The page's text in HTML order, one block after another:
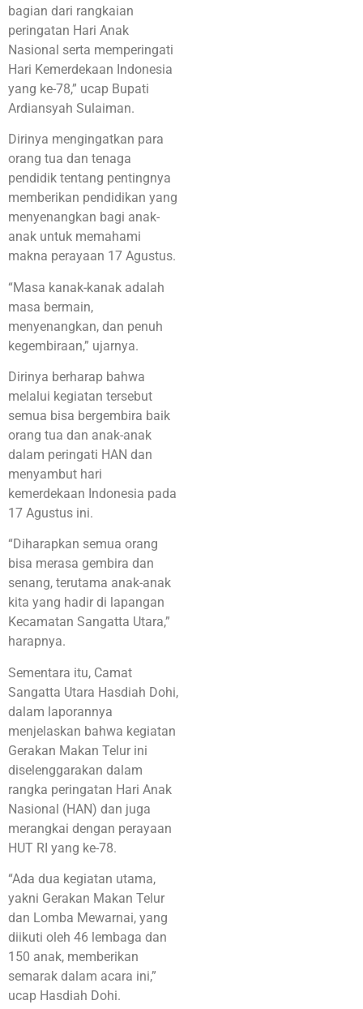
bagian dari rangkaian
peringatan Hari Anak
Nasional serta memperingati
Hari Kemerdekaan Indonesia
yang ke-78,” ucap Bupati
Ardiansyah Sulaiman.
Dirinya mengingatkan para
orang tua dan tenaga
pendidik tentang pentingnya
memberikan pendidikan yang
menyenangkan bagi anak-
anak untuk memahami
makna perayaan 17 Agustus.
“Masa kanak-kanak adalah
masa bermain,
menyenangkan, dan penuh
kegembiraan,” ujarnya.
Dirinya berharap bahwa
melalui kegiatan tersebut
semua bisa bergembira baik
orang tua dan anak-anak
dalam peringati HAN dan
menyambut hari
kemerdekaan Indonesia pada
17 Agustus ini.
“Diharapkan semua orang
bisa merasa gembira dan
senang, terutama anak-anak
kita yang hadir di lapangan
Kecamatan Sangatta Utara,”
harapnya.
Sementara itu, Camat
Sangatta Utara Hasdiah Dohi,
dalam laporannya
menjelaskan bahwa kegiatan
Gerakan Makan Telur ini
diselenggarakan dalam
rangka peringatan Hari Anak
Nasional (HAN) dan juga
merangkai dengan perayaan
HUT RI yang ke-78.
“Ada dua kegiatan utama,
yakni Gerakan Makan Telur
dan Lomba Mewarnai, yang
diikuti oleh 46 lembaga dan
150 anak, memberikan
semarak dalam acara ini,”
ucap Hasdiah Dohi.